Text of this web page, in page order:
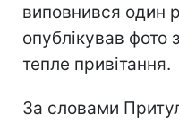
виповнився один
опублікував фото
тепле привітання.
За словами